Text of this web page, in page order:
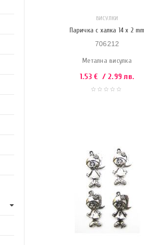
ВИСУЛКИ
Паричка с халка 14 x 2 mm
706212
Метална висулка
1.53€ / 2.99 лв.